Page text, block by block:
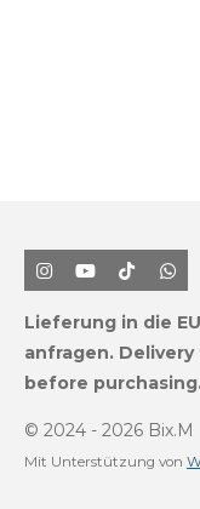
I
n
t
a
r
m
Y
o
T
u
e
T
i
k
T
o
W
h
t
s
p
Lieferung in die
anfragen. Delivery
before
© 2024 - 2026 Bix.M
Mit Unterstützung von